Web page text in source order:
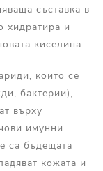
съставка в
хидратира и
киселина.
които се
бактерии),
върху
имунни
са бъдещата
кожата и